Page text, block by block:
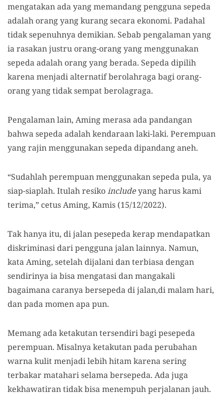
mengatakan ada yang memandang pengguna sepeda
adalah orang yang kurang secara ekonomi. Padahal
tidak sepenuhnya demikian. Sebab pengalaman yang
ia rasakan justru orang-orang yang menggunakan
sepeda adalah orang yang berada. Sepeda dipilih
karena menjadi alternatif berolahraga bagi orang-
orang yang tidak sempat berolagraga.
Pengalaman lain, Aming merasa ada pandangan
bahwa sepeda adalah kendaraan laki-laki. Perempuan
yang rajin menggunakan sepeda dipandang aneh.
“Sudahlah perempuan menggunakan sepeda pula, ya
siap-siaplah. Itulah resikoincludeyang harus kami
terima,” cetus Aming, Kamis (15/12/2022).
Tak hanya itu, di jalan pesepeda kerap mendapatkan
diskriminasi dari pengguna jalan lainnya. Namun,
kata Aming, setelah dijalani dan terbiasa dengan
sendirinya ia bisa mengatasi dan mangakali
bagaimana caranya bersepeda di jalan,di malam hari,
dan pada momen apa pun.
Memang ada ketakutan tersendiri bagi pesepeda
perempuan. Misalnya ketakutan pada perubahan
warna kulit menjadi lebih hitam karena sering
terbakar matahari selama bersepeda. Ada juga
kekhawatiran tidak bisa menempuh perjalanan jauh.